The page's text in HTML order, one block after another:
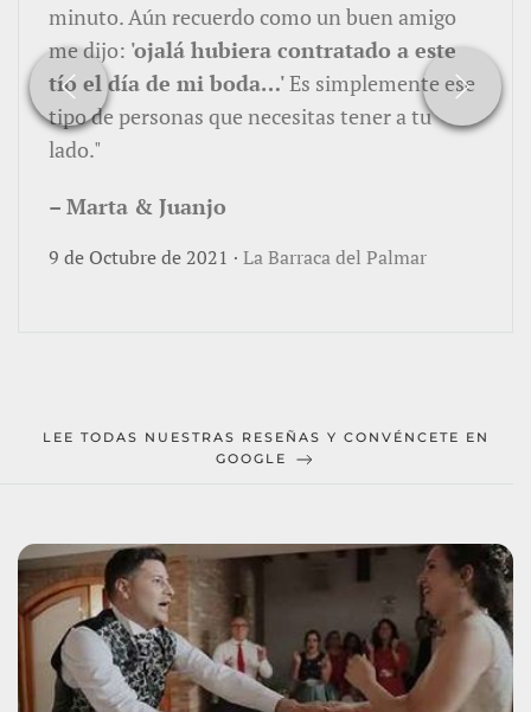
minuto. Aún recuerdo como un buen amigo
me dijo: 'ojalá hubiera contratado a este
tío el día de mi boda…'Es simplemente ese
tipo de personas que necesitas tener a tu
lado."
– Marta & Juanjo
9 de Octubre de 2021 · La Barraca del Palmar
LEE TODAS NUESTRAS RESEÑAS Y CONVÉNCETE EN
GOOGLE